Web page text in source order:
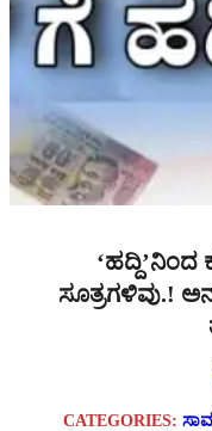
ಸೂತ್ರಗಳಿವು.!
CATEGORIES: